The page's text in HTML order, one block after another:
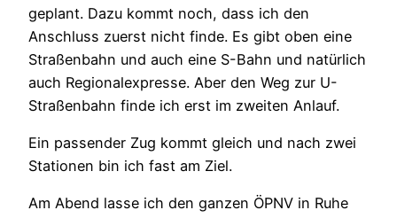
geplant. Dazu kommt noch, dass ich den
Anschluss zuerst nicht finde. Es gibt oben eine
Straßenbahn und auch eine S-Bahn und natürlich
auch Regionalexpresse. Aber den Weg zur U-
Straßenbahn finde ich erst im zweiten Anlauf.
Ein passender Zug kommt gleich und nach zwei
Stationen bin ich fast am Ziel.
Am Abend lasse ich den ganzen ÖPNV in Ruhe